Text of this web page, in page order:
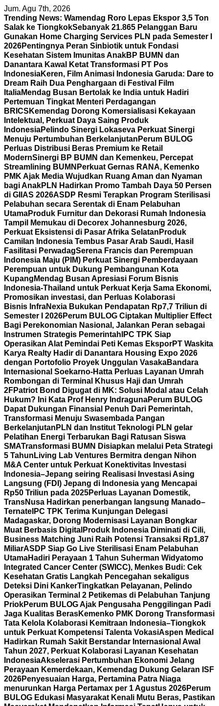
Skip
to
content
Jum. Agu 7th, 2026
Trending News: Wamendag Roro Lepas Ekspor 3,5 Ton
Salak ke TiongkokSebanyak 21.865 Pelanggan Baru
Gunakan Home Charging Services PLN pada Semester I
2026Pentingnya Peran Sinbiotik untuk Fondasi
Kesehatan Sistem Imunitas AnakBP BUMN dan
Danantara Kawal Ketat Transformasi PT Pos
IndonesiaKeren, Film Animasi Indonesia Garuda: Dare to
Dream Raih Dua Penghargaan di Festival Film
ItaliaMendag Busan Bertolak ke India untuk Hadiri
Pertemuan Tingkat Menteri Perdagangan
BRICS Kemendag Dorong Komersialisasi Kekayaan
Intelektual, Perkuat Daya Saing Produk
IndonesiaPelindo Sinergi Lokaseva Perkuat Sinergi
Menuju Pertumbuhan Berkelanjutan Perum BULOG
Perluas Distribusi Beras Premium ke Retail
ModernSinergi BP BUMN dan Kemenkeu, Percepat
Streamlining BUMN Perkuat Gernas RANA, Kemenko
PMK Ajak Media Wujudkan Ruang Aman dan Nyaman
bagi AnakPLN Hadirkan Promo Tambah Daya 50 Persen
di GIIAS 2026ASDP Resmi Terapkan Program Sterilisasi
Pelabuhan secara Serentak di Enam Pelabuhan
UtamaProduk Furnitur dan Dekorasi Rumah Indonesia
Tampil Memukau di Decorex Johannesburg 2026,
Perkuat Eksistensi di Pasar Afrika Selatan Produk
Camilan Indonesia Tembus Pasar Arab Saudi, Hasil
Fasilitasi PerwadagSerena Francis dan Perempuan
Indonesia Maju (PIM) Perkuat Sinergi Pemberdayaan
Perempuan untuk Dukung Pembangunan Kota
Kupang Mendag Busan Apresiasi Forum Bisnis
Indonesia-Thailand untuk Perkuat Kerja Sama Ekonomi,
Promosikan investasi, dan Perluas Kolaborasi
Bisnis InfraNexia Bukukan Pendapatan Rp7,7 Triliun di
Semester I 2026Perum BULOG Ciptakan Multiplier Effect
Bagi Perekonomian Nasional, Jalankan Peran sebagai
Instrumen Strategis Pemerintah IPC TPK Siap
Operasikan Alat Pemindai Peti Kemas EksporPT Waskita
Karya Realty Hadir di Danantara Housing Expo 2026
dengan Portofolio Proyek Unggulan VasakaBandara
Internasional Soekarno-Hatta Perluas Layanan Umrah
Rombongan di Terminal Khusus Haji dan Umrah
2FPatriot Bond Digugat di MK: Solusi Modal atau Celah
Hukum? Ini Kata Prof Henry IndragunaPerum BULOG
Dapat Dukungan Finansial Penuh Dari Pemerintah,
Transformasi Menuju Swasembada Pangan
Berkelanjutan PLN dan Institut Teknologi PLN gelar
Pelatihan Energi Terbarukan Bagi Ratusan Siswa
SMATransformasi BUMN Disiapkan melalui Peta Strategi
5 Tahun Living Lab Ventures Bermitra dengan Nihon
M&A Center untuk Perkuat Konektivitas Investasi
Indonesia–Jepang seiring Realisasi Investasi Asing
Langsung (FDI) Jepang di Indonesia yang Mencapai
Rp50 Triliun pada 2025Perluas Layanan Domestik,
TransNusa Hadirkan penerbangan langsung Manado–
Ternate IPC TPK Terima Kunjungan Delegasi
Madagaskar, Dorong Modernisasi Layanan Bongkar
Muat Berbasis Digital Produk Indonesia Diminati di Cili,
Business Matching Juni Raih Potensi Transaksi Rp1,87
MiliarASDP Siap Go Live Sterilisasi Enam Pelabuhan
UtamaHadiri Perayaan 1 Tahun Suherman Widyatomo
Integrated Cancer Center (SWICC), Menkes Budi: Cek
Kesehatan Gratis Langkah Pencegahan sekaligus
Deteksi Dini KankerTingkatkan Pelayanan, Pelindo
Operasikan Terminal 2 Petikemas di Pelabuhan Tanjung
PriokPerum BULOG Ajak Pengusaha Penggilingan Padi
Jaga Kualitas BerasKemenko PMK Dorong Transformasi
Tata Kelola Kolaborasi Kemitraan Indonesia–Tiongkok
untuk Perkuat Kompetensi Talenta VokasiAspen Medical
Hadirkan Rumah Sakit Berstandar Internasional Awal
Tahun 2027, Perkuat Kolaborasi Layanan Kesehatan
IndonesiaAkselerasi Pertumbuhan Ekonomi Jelang
Perayaan Kemerdekaan, Kemendag Dukung Gelaran ISF
2026Penyesuaian Harga, Pertamina Patra Niaga
menurunkan Harga Pertamax per 1 Agustus 2026Perum
BULOG Edukasi Masyarakat Kenali Mutu Beras, Pastikan